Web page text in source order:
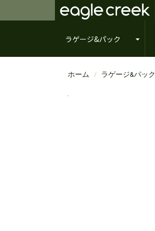
ラゲージ&パック
ホーム ラゲージ&パック